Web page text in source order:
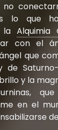
no
lo que
la Alquimia
con el
que
de
y la
en el